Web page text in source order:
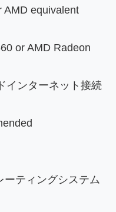
AMD equivalent
or AMD Radeon
インターネット接続
ーティングシステム